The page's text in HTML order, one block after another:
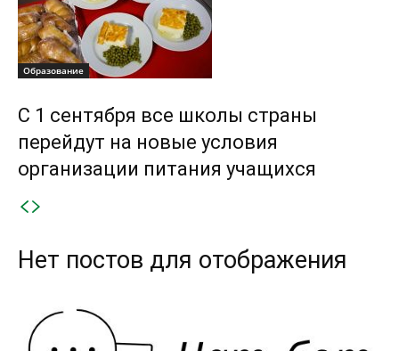
Образование
С 1 сентября все школы страны
перейдут на новые условия
организации питания учащихся
Нет постов для отображения